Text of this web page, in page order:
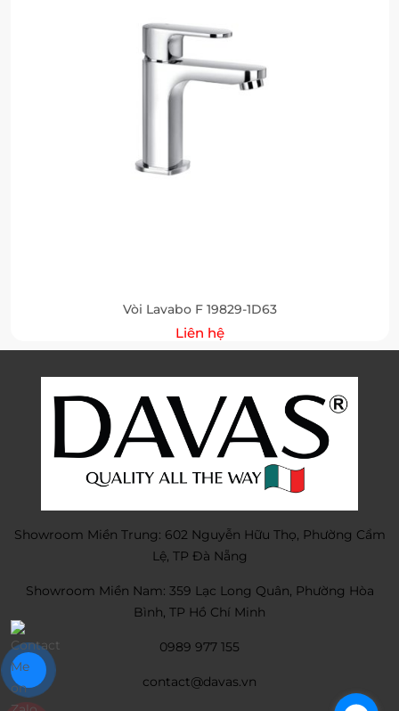
Vòi Lavabo F 19829-1D63
Liên hệ
Showroom Miền Trung: 602 Nguyễn Hữu Thọ, Phường Cẩm
Lệ, TP Đà Nẵng
Showroom Miền Nam: 359 Lạc Long Quân, Phường Hòa
Bình, TP Hồ Chí Minh
0989 977 155
contact@davas.vn